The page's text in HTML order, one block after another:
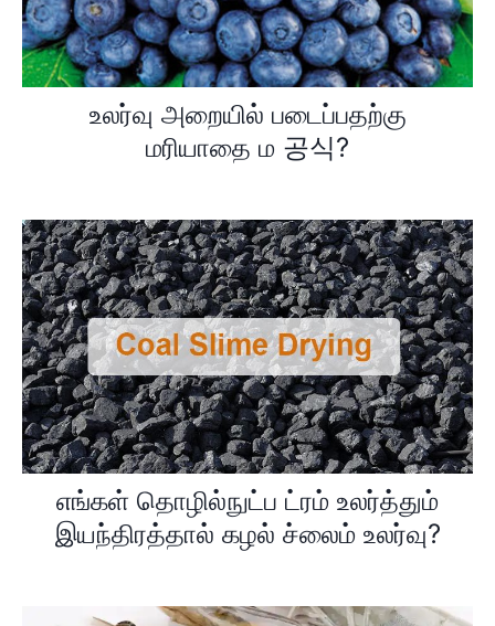
உலர்வு அறையில் படைப்பதற்கு
மரியாதை ம 공식?
எங்கள் தொழில்நுட்ப ட்ரம் உலர்த்தும்
இயந்திரத்தால் கழல் ச்லைம் உலர்வு?